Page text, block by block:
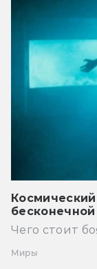
Чего стоит
Миры